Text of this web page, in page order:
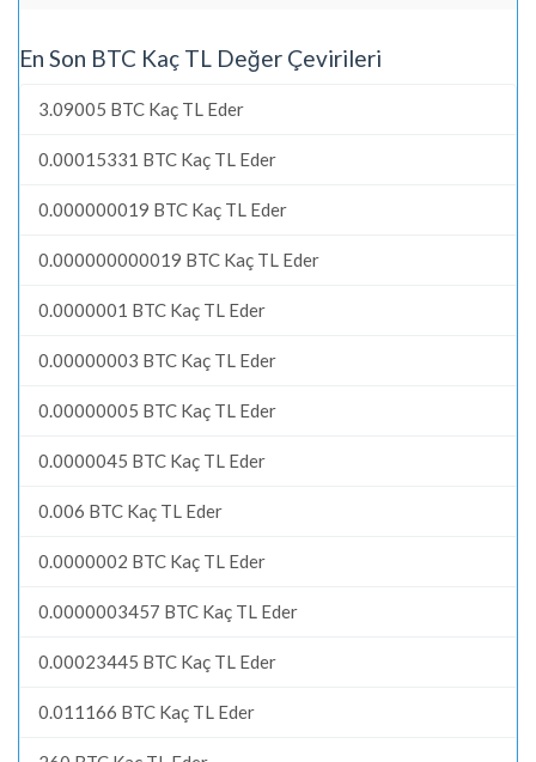
En Son BTC Kaç TL Değer Çevirileri
3.09005 BTC Kaç TL Eder
0.00015331 BTC Kaç TL Eder
0.000000019 BTC Kaç TL Eder
0.000000000019 BTC Kaç TL Eder
0.0000001 BTC Kaç TL Eder
0.00000003 BTC Kaç TL Eder
0.00000005 BTC Kaç TL Eder
0.0000045 BTC Kaç TL Eder
0.006 BTC Kaç TL Eder
0.0000002 BTC Kaç TL Eder
0.0000003457 BTC Kaç TL Eder
0.00023445 BTC Kaç TL Eder
0.011166 BTC Kaç TL Eder